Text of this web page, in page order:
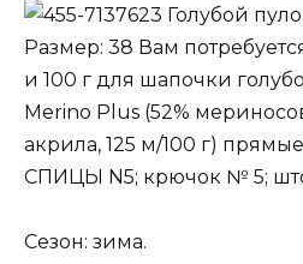
Голубой
Размер: 38 Вам
и 100 г для шапочки
Merino Plus (52%
акрила, 125 м/100 г)
СПИЦЫ N5; крючок № 5;
Сезон: зима.